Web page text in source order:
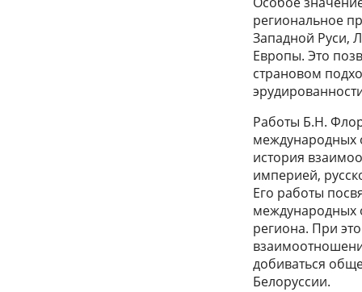
региональное
Западной Руси,
Европы. Это
страновом
Работы Б.Н.
международных
история
империей,
Его работы
международных
региона. При
добиваться
Белоруссии.